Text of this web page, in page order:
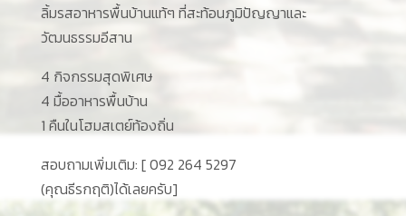
ลิ้มรสอาหารพื้นบ้านแท้ๆ ที่สะท้อนภูมิปัญญาและ
วัฒนธรรมอีสาน
4 กิจกรรมสุดพิเศษ
4 มื้ออาหารพื้นบ้าน
1 คืนในโฮมสเตย์ท้องถิ่น
สอบถามเพิ่มเติม: [ 092 264 5297
(คุณธีรกฤติ)ได้เลยครับ]